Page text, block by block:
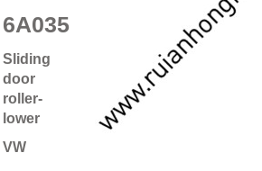
6A035
Sliding
door
roller-
lower
VW